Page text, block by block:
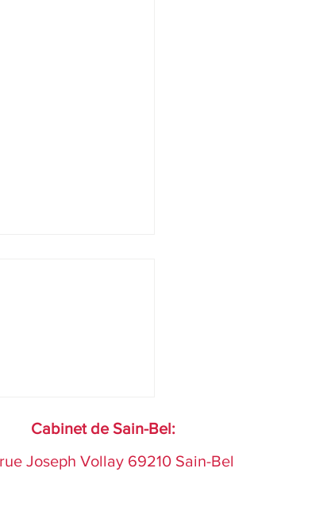
Cabinet de Sain-Bel:
Joseph Vollay 69210 Sain-Bel